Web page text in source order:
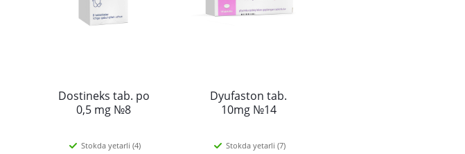
Dostineks tab. po
0,5 mg №8
Stokda yetarli (4)
Dyufaston tab.
10mg №14
Stokda yetarli (7)